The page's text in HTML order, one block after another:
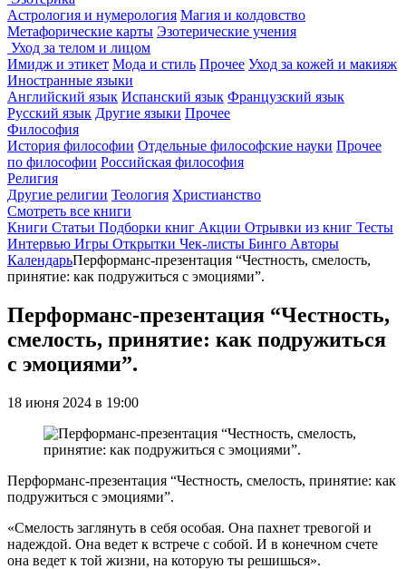
Астрология и нумерология Магия и колдовство
Метафорические карты Эзотерические учения
Уход за телом и лицом
Имидж и этикет Мода и стиль Прочее Уход за кожей и макияж
Иностранные языки
Английский язык Испанский язык Французский язык
Русский язык Другие языки Прочее
Философия
История философии Отдельные философские науки Прочее
по философии Российская философия
Религия
Другие религии Теология Христианство
Смотреть все книги
Книги Статьи Подборки книг Акции Отрывки из книг Тесты
Интервью Игры Открытки Чек-листы Бинго Авторы
КалендарьПерформанс-презентация “Честность, смелость,
принятие: как подружиться с эмоциями”.
Перформанс-презентация “Честность,
смелость, принятие: как подружиться
с эмоциями”.
18 июня 2024 в 19:00
Перформанс-презентация “Честность, смелость, принятие: как
подружиться с эмоциями”.
«Смелость заглянуть в себя особая. Она пахнет тревогой и
надеждой. Она ведет к встрече с собой. И в конечном счете
она ведет к той жизни, на которую ты решишься».